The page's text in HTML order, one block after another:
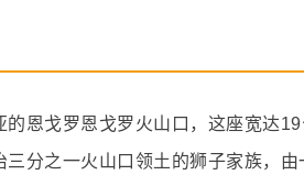
的恩戈罗恩戈罗火山口，这座宽达
三分之一火山口领土的狮子家族，